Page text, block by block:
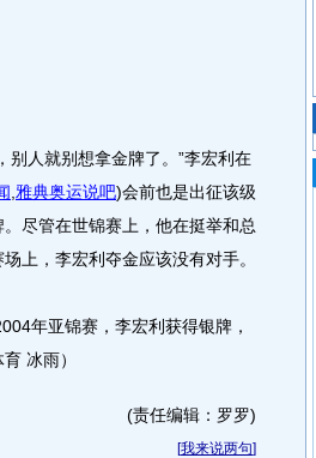
人就别想拿金牌了。”李宏利在
雅典奥运说吧)会前也是出征该级
尽管在世锦赛上，他在挺举和总
上，李宏利夺金应该没有对手。
年亚锦赛，李宏利获得银牌，
冰雨）
(责任编辑：罗罗)
[我来说两句]